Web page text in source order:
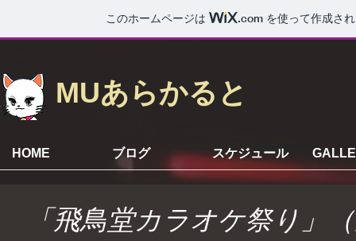
このホームページは .com を使って作成さ
MUあらかると
HOME ブログ スケジュール
「飛鳥堂カラオケ祭り」